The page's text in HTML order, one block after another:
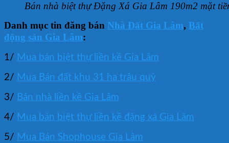
Bán nhà biệt thự Đặng Xá Gia Lâm 190m2 mặt
Danh mục tin đăng bán Nhà Đất Gia Lâm, Bất
động sản Gia Lâm:
1/ Mua bán biệt thự liền kề Gia Lâm
2/ Mua Bán đất khu 31 ha trâu quỳ
3/ Bán nhà liền kề Gia Lâm
4/ Mua bán biệt thự liền kề đặng xá Gia Lâm
5/ Mua Bán Shophouse Gia Lâm